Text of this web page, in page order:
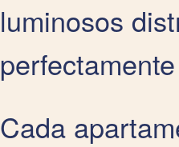
luminosos
Cada